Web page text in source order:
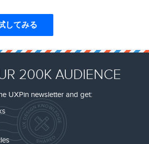
してみる
200K AUDIENCE
UXPin newsletter and get: